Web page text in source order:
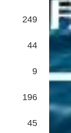
249
44
9
196
45